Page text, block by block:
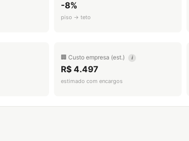
-8%
piso → teto
🏢 Custo empresa (est.) i
R$ 4.497
estimado com encargos